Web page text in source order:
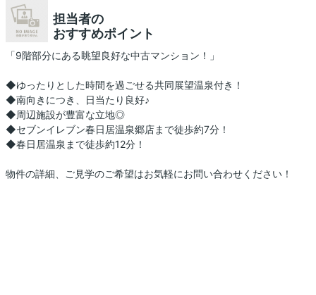
担当者の
おすすめポイント
「9階部分にある眺望良好な中古マンション！」
◆ゆったりとした時間を過ごせる共同展望温泉付き！
◆南向きにつき、日当たり良好♪
◆周辺施設が豊富な立地◎
◆セブンイレブン春日居温泉郷店まで徒歩約7分！
◆春日居温泉まで徒歩約12分！
物件の詳細、ご見学のご希望はお気軽にお問い合わせください！